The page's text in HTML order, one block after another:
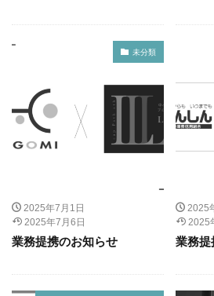
未分類
2025年7月1日
2025年7月6日
業務提携のお知らせ
2025
2025
業務提